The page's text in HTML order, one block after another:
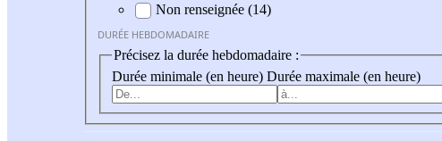
Non renseignée (14)
DURÉE HEBDOMADAIRE
Précisez la durée hebdomadaire :
Durée minimale (en heure) Durée maximale (en heure)